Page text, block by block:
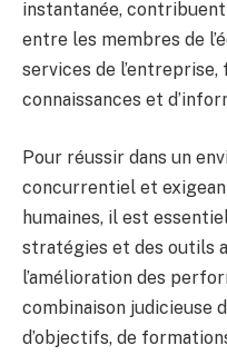
instantanée,
entre les membres de
services de
connaissances et
Pour réussir dans un
concurrentiel et
humaines, il est
stratégies et des outils
l’amélioration des
combinaison judicieuse
d’objectifs, de